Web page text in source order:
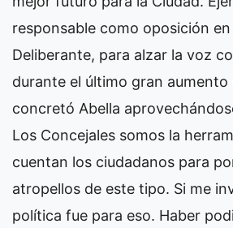
responsable como oposición
Deliberante, para alzar la voz
durante el último gran aumento
concretó Abella
Los Concejales somos la
cuentan los ciudadanos para
atropellos de este tipo. Si me
política fue para eso. Haber